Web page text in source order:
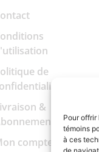
Pour
témoins
à ces
de
&
compte